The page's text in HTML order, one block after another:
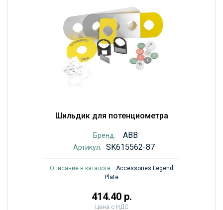
Шильдик для потенциометра
Бренд: ABB
Артикул: SK615562-87
Описание в каталоге:: Accessories Legend
Plate
414.40 р.
Цена с НДС